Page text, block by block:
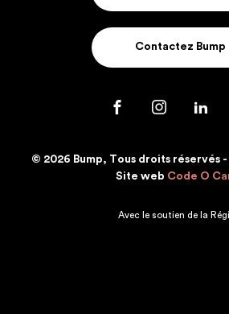
© 2026 Bump, Tous droits réservés -
Site web Code O
Contactez Bump
Avec le soutien de la